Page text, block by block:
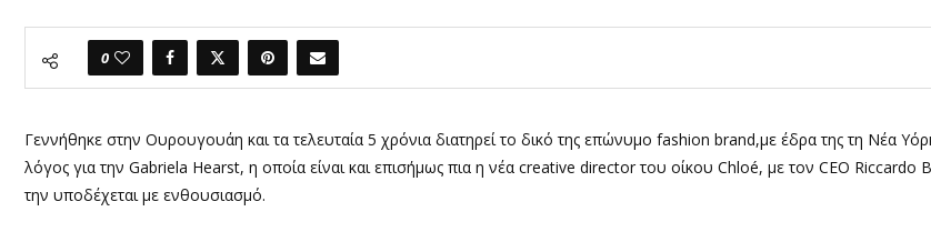
0
Γεννήθηκε στην Ουρουγουάη και τα τελευταία 5 χρόνια διατηρεί το δικό της επώνυμο fashion brand,με έδρα της τη Νέα
λόγος για την Gabriela Hearst, η οποία είναι και επισήμως πια η νέα creative director του οίκου Chloé, με τον CEO Riccardo
την υποδέχεται με ενθουσιασμό.